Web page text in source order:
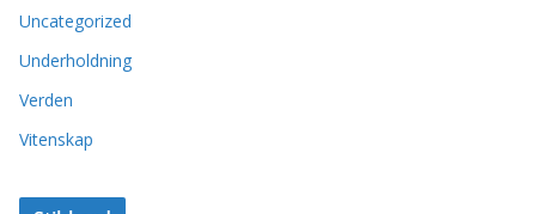
Uncategorized
Underholdning
Verden
Vitenskap